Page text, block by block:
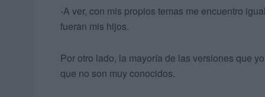
-A ver, con mis propios temas me encuentro
fueran mis hijos.
Por otro lado, la mayoría de las versiones que
que no son muy conocidos.